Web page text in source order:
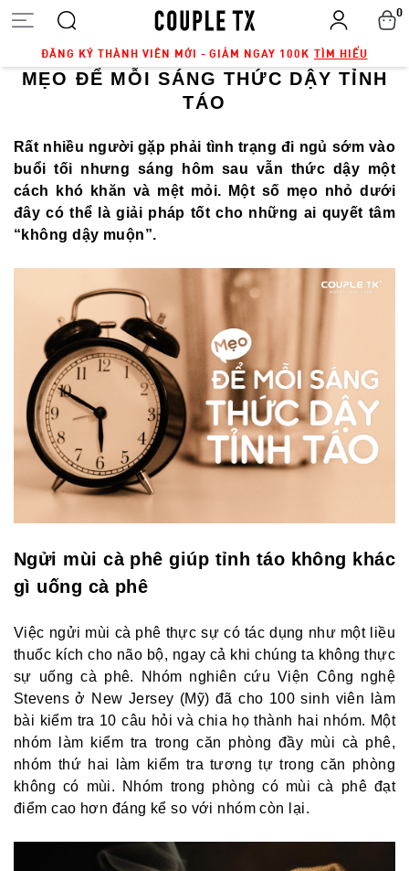
ĐĂNG KÝ THÀNH VIÊN MỚI - GIẢM NGAY 100K TÌM HIỂU
0
MẸO ĐỂ MỖI SÁNG THỨC DẬY TỈNH
TÁO
Rất nhiều người gặp phải tình trạng đi ngủ sớm vào
buổi tối nhưng sáng hôm sau vẫn thức dậy một
cách khó khăn và mệt mỏi. Một số mẹo nhỏ dưới
đây có thể là giải pháp tốt cho những ai quyết tâm
“không dậy muộn”.
Ngửi mùi cà phê giúp tỉnh táo không khác
gì uống cà phê
Việc ngửi mùi cà phê thực sự có tác dụng như một liều
thuốc kích cho não bộ, ngay cả khi chúng ta không thực
sự uống cà phê. Nhóm nghiên cứu Viện Công nghệ
Stevens ở New Jersey (Mỹ) đã cho 100 sinh viên làm
bài kiểm tra 10 câu hỏi và chia họ thành hai nhóm. Một
nhóm làm kiểm tra trong căn phòng đầy mùi cà phê,
nhóm thứ hai làm kiểm tra tương tự trong căn phòng
không có mùi. Nhóm trong phòng có mùi cà phê đạt
điểm cao hơn đáng kể so với nhóm còn lại.